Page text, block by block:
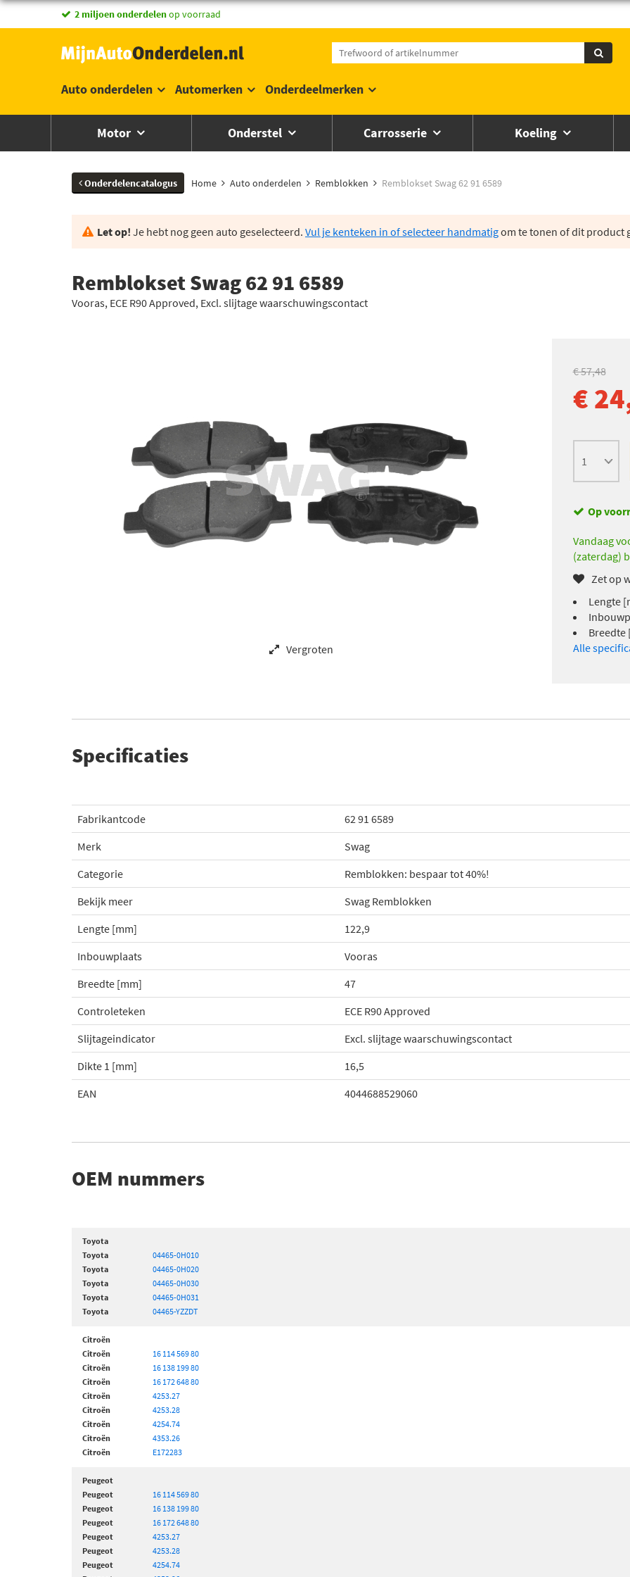
vandaag besteld,morgen in huis *
Auto onderdelen Automerken Onderdeelmerken
Motor Onderstel Carrosserie Koeling
Onderdelencatalogus Home Auto onderdelen Remblokken Remblokset Swag 62 91 6589
Let op! Je hebt nog geen auto geselecteerd. Vul je kenteken in of selecteer handmatigom te tonen of dit product
Remblokset Swag 62 91 6589
Vooras, ECE R90 Approved, Excl. slijtage waarschuwingscontact
Vergroten
€ 57,48
€
Op
Vandaag
(zaterdag)
Zet op
Lengte
Breedte
Alle
Specificaties
Fabrikantcode
62 91 6589
Merk
Swag
Categorie
Remblokken: bespaar tot 40%!
Bekijk meer
Swag Remblokken
Lengte [mm]
122,9
Inbouwplaats
Vooras
Breedte [mm]
47
Controleteken
ECE R90 Approved
Slijtageindicator
Excl. slijtage waarschuwingscontact
Dikte 1 [mm]
16,5
EAN
4044688529060
OEM nummers
Toyota
Toyota
04465-0H010
Toyota
04465-0H020
Toyota
04465-0H030
Toyota
04465-0H031
Toyota
04465-YZZDT
Citroën
Citroën
16 114 569 80
Citroën
16 138 199 80
Citroën
16 172 648 80
Citroën
4253.27
Citroën
4253.28
Citroën
4254.74
Citroën
4353.26
Citroën
E172283
Peugeot
Peugeot
16 114 569 80
Peugeot
16 138 199 80
Peugeot
16 172 648 80
Peugeot
4253.27
Peugeot
4253.28
Peugeot
4254.74